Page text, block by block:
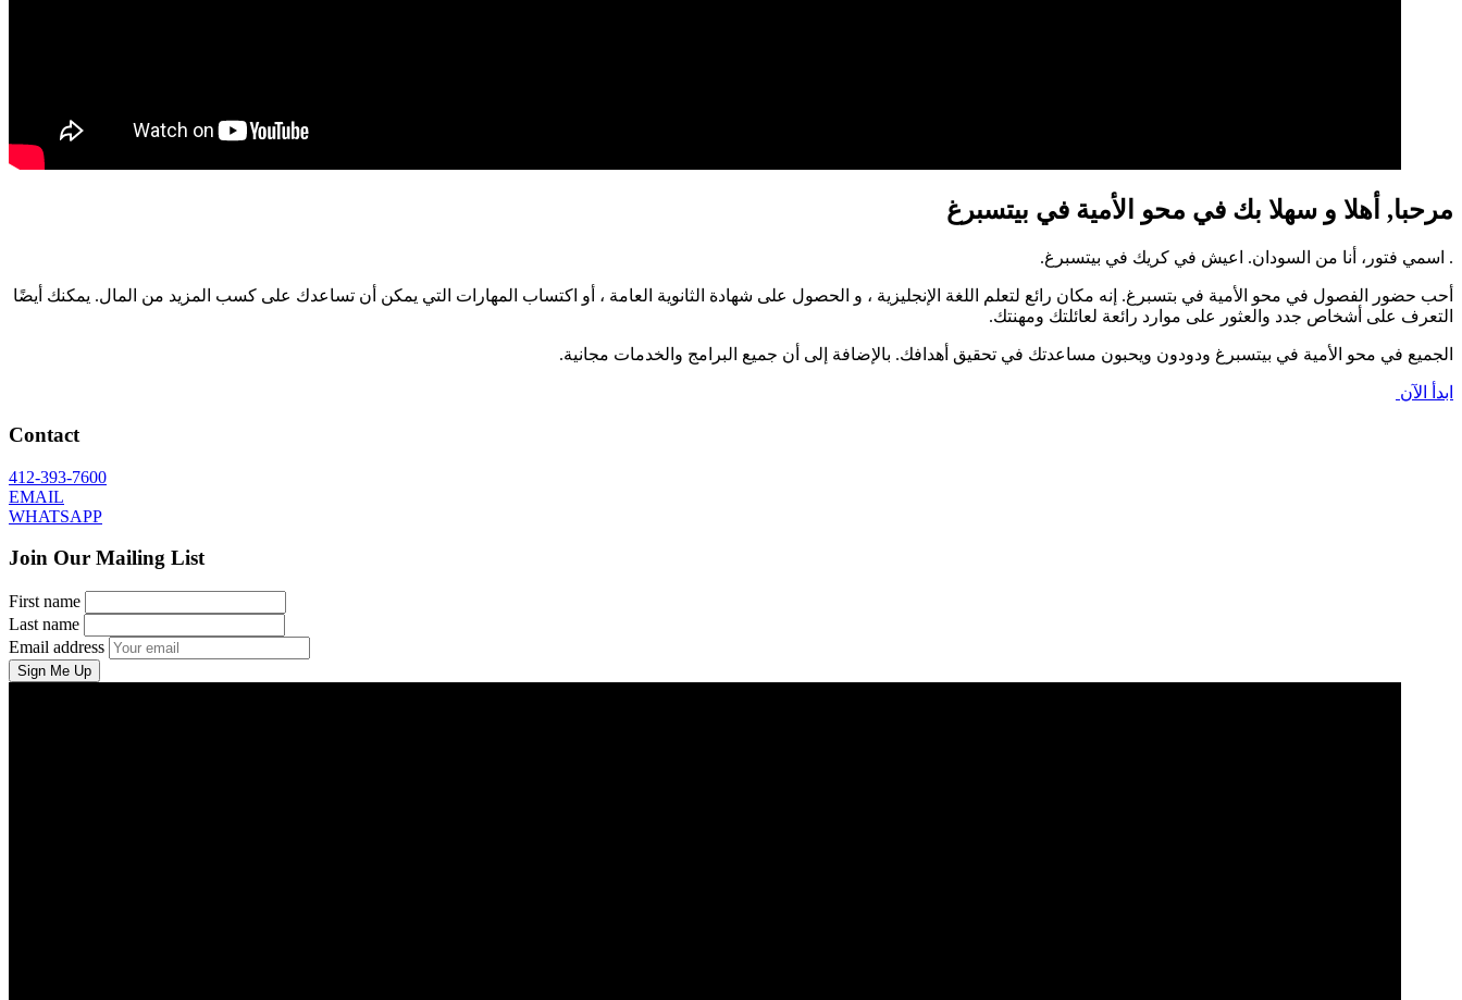
مرحبا, أهلا و سهلا بك في محو الأمية في بيتسبرغ
. اسمي فتور، أنا من السودان. اعيش في كريك في بيتسبرغ.
أحب حضور الفصول في محو الأمية في بتسبرغ. إنه مكان رائع لتعلم اللغة الإنجليزية ، و الحصول على شهادة الثانوية العامة ، أو اكتساب المهارات التي يمكن أن تساعدك على كسب المزيد من المال. يمكنك أيضًا
التعرف على أشخاص جدد والعثور على موارد رائعة لعائلتك ومهنتك.
الجميع في محو الأمية في بيتسبرغ ودودون ويحبون مساعدتك في تحقيق أهدافك. بالإضافة إلى أن جميع البرامج والخدمات مجانية.
ابدأ الآن
Contact
412-393-7600
EMAIL
WHATSAPP
Join Our Mailing List
First name
Last name
Email address
Sign Me Up